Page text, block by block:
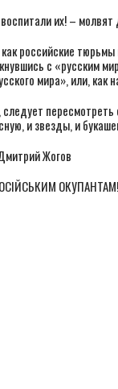
их! –
российские
с «русским
мира», или,
и звезды, и
Жогов
ОКУПАНТАМ!